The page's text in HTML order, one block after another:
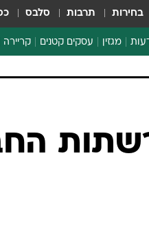
בחירות תרבות סלבס
מגזין עסקים קטנים קריירה